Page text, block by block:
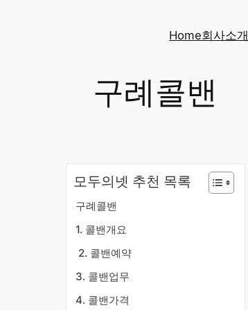
Home회사소개
구례콜밴
모두의넷 추천 목록
구례콜밴
​1. 콜밴개요
​2. 콜밴예약
3. 콜밴업무
4. 콜밴가격